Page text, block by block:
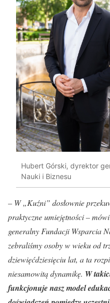
Hubert Górski, dyrektor
Nauki i Biznesu
– W „Kuźni” dosłownie
praktyczne umiejętności –
generalny Fundacji Wsparcia
zebraliśmy osoby w wieku od
dziewięćdziesięciu lat, a ta
niesamowitą dynamikę. W
funkcjonuje nasz model